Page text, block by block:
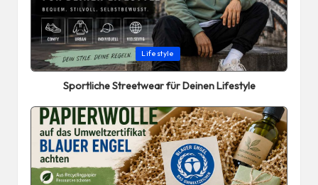
Posted
in
Lifestyle
Sportliche Streetwear für Deinen Lifestyle